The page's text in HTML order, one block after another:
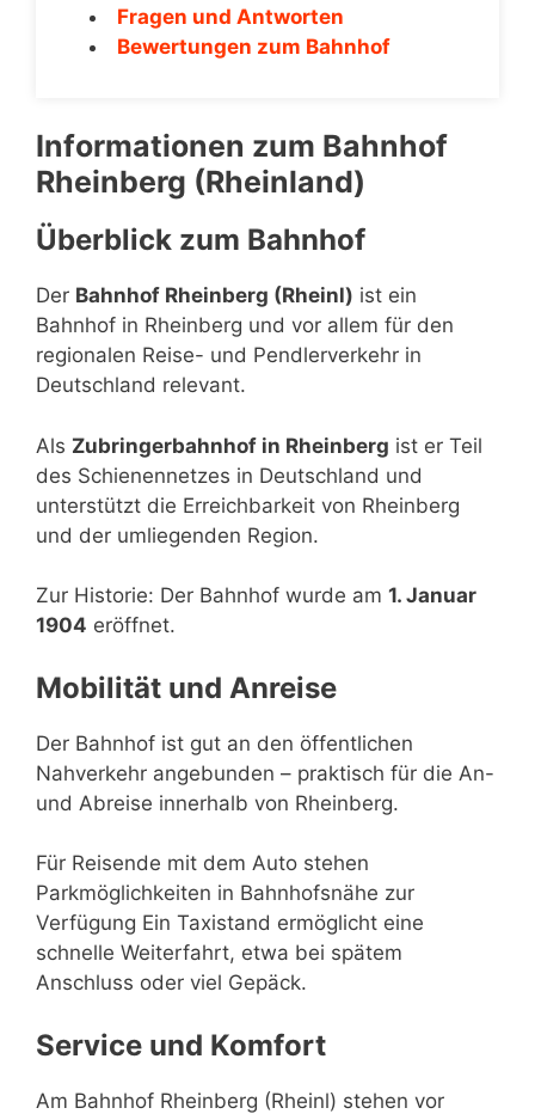
Fragen und Antworten
Bewertungen zum Bahnhof
Informationen zum Bahnhof
Rheinberg (Rheinland)
Überblick zum Bahnhof
Der Bahnhof Rheinberg (Rheinl) ist ein
Bahnhof in Rheinberg und vor allem für den
regionalen Reise- und Pendlerverkehr in
Deutschland relevant.
Als Zubringerbahnhof in Rheinberg ist er Teil
des Schienennetzes in Deutschland und
unterstützt die Erreichbarkeit von Rheinberg
und der umliegenden Region.
Zur Historie: Der Bahnhof wurde am 1. Januar
1904 eröffnet.
Mobilität und Anreise
Der Bahnhof ist gut an den öffentlichen
Nahverkehr angebunden – praktisch für die An-
und Abreise innerhalb von Rheinberg.
Für Reisende mit dem Auto stehen
Parkmöglichkeiten in Bahnhofsnähe zur
Verfügung Ein Taxistand ermöglicht eine
schnelle Weiterfahrt, etwa bei spätem
Anschluss oder viel Gepäck.
Service und Komfort
Am Bahnhof Rheinberg (Rheinl) stehen vor